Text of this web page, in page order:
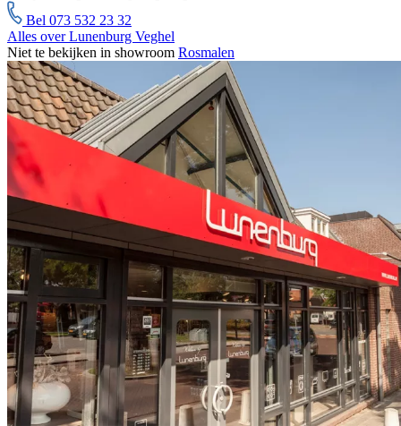
Bel 073 532 23 32
Alles over Lunenburg Veghel
Niet te bekijken in showroom Rosmalen